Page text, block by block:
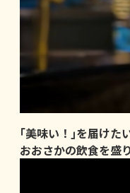
｢美味い！｣を届けた
おおさかの飲食を盛